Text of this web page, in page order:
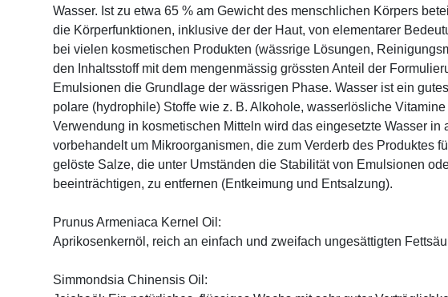
Wasser. Ist zu etwa 65 % am Gewicht des menschlichen Körpers
die Körperfunktionen, inklusive der der Haut, von elementarer
bei vielen kosmetischen Produkten (wässrige Lösungen,
den Inhaltsstoff mit dem mengenmässig grössten Anteil der
Emulsionen die Grundlage der wässrigen Phase. Wasser ist ein
polare (hydrophile) Stoffe wie z. B. Alkohole, wasserlösliche
Verwendung in kosmetischen Mitteln wird das eingesetzte Wasser in
vorbehandelt um Mikroorganismen, die zum Verderb des Produktes
gelöste Salze, die unter Umständen die Stabilität von Emulsionen
beeinträchtigen, zu entfernen (Entkeimung und Entsalzung).
Prunus Armeniaca Kernel Oil:
Aprikosenkernöl, reich an einfach und zweifach ungesättigten
Simmondsia Chinensis Oil: